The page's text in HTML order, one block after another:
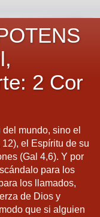
2 Cor
mundo, sino el
el Espíritu de su
(Gal 4,6). Y por
para los
los llamados,
de Dios y
que si alguien